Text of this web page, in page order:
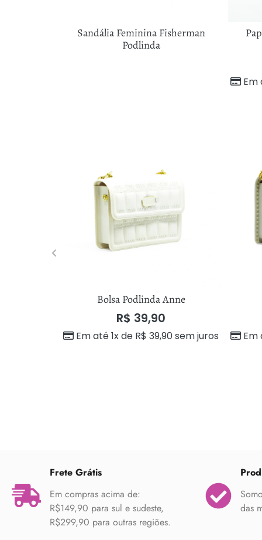
Sandália Feminina Fisherman
Podlinda
Em
Bolsa Podlinda Anne
R$ 39,90
Em até 1x de R$ 39,90sem juros Em
Frete Grátis
Em compras acima de:
R$149,90 para sul e sudeste,
R$299,90 para outras regiões.
das